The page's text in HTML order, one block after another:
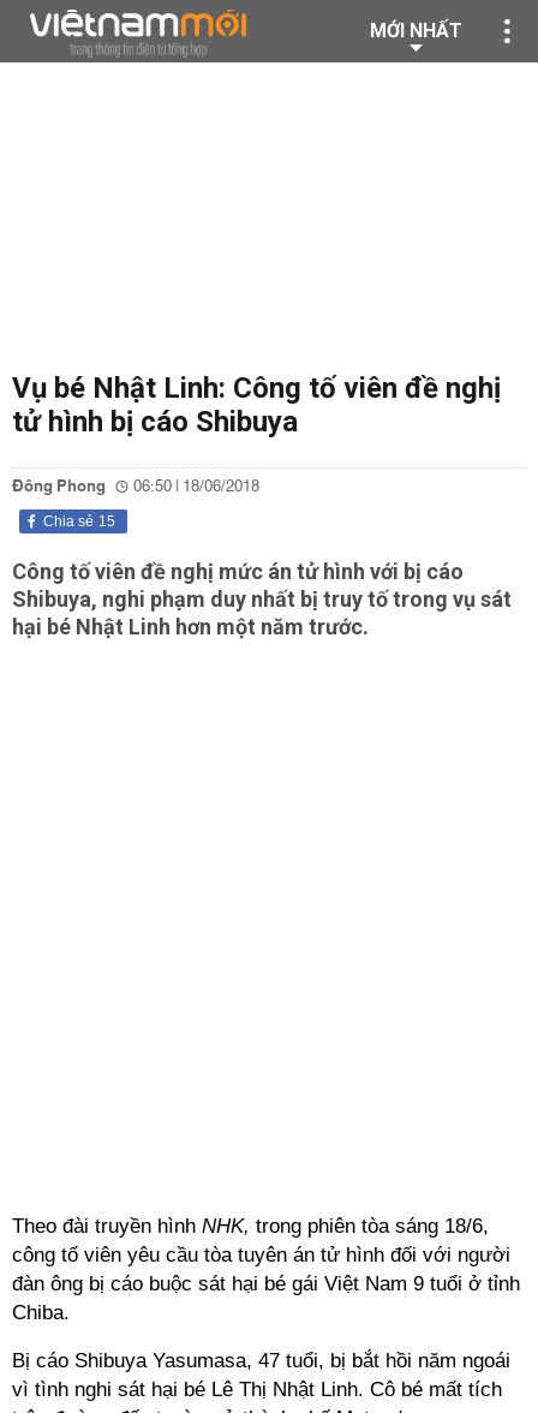
MỚI NHẤT
Vụ bé Nhật Linh: Công tố viên đề nghị
tử hình bị cáo Shibuya
Đông Phong 06:50 | 18/06/2018
15
Chia sẻ
Công tố viên đề nghị mức án tử hình với bị cáo
Shibuya, nghi phạm duy nhất bị truy tố trong vụ sát
hại bé Nhật Linh hơn một năm trước.
Theo đài truyền hình NHK, trong phiên tòa sáng 18/6,
công tố viên yêu cầu tòa tuyên án tử hình đối với người
đàn ông bị cáo buộc sát hại bé gái Việt Nam 9 tuổi ở tỉnh
Chiba.
Bị cáo Shibuya Yasumasa, 47 tuổi, bị bắt hồi năm ngoái
vì tình nghi sát hại bé Lê Thị Nhật Linh. Cô bé mất tích